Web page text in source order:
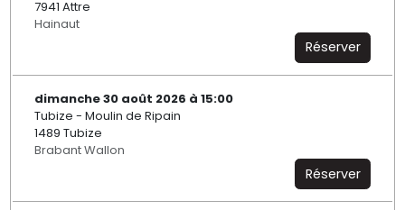
7941 Attre
Hainaut
Réserver
dimanche 30 août 2026 à 15:00
Tubize - Moulin de Ripain
1489 Tubize
Brabant Wallon
Réserver